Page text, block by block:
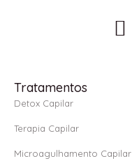
F
a
o
Tratamentos
Detox Capilar
Terapia Capilar
Microagulhamento Capilar